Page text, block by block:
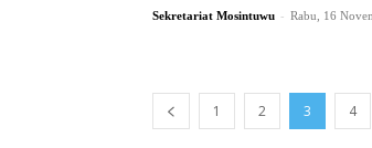
Sekretariat Mosintuwu - Rabu, 16
1 2 3 4